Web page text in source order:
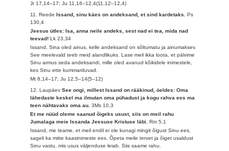
Jr 17,14–17; Ju 11,16–12,4(11,12–12,4)
11. ReedeIssand, sinu käes on andeksand, et sind kardetaks.Ps
130,4
Jeesus ütles: Isa, anna neile andeks, sest nad ei tea, mida nad
teevad!Lk 23,34
Issand, Sina oled ainus, kelle andeksand on sõltumatu ja ainumaksev.
See meelevald teeb meid alandlikuks. Lase meil ikka loota, et pälvime
Sinu armus seda andeksandi, mille oled avanud kõikidele inimestele,
kes Sinu ette kummarduvad.
Mt 8,14–17; Ju 12,5–14(5–12)
12. LaupäevSee ongi, millest Issand on rääkinud, öeldes: Oma
lähedaste keskel ma ilmutan oma pühadust ja kogu rahva ees ma
teen nähtavaks oma au.3Ms 10,3
Et me nüüd oleme saanud õigeks usust, siis on meil rahu
Jumalaga meie Issanda Jeesuse Kristuse läbi.Rm 5,1
Issand, me teame, et meil endil ei ole kunagi mingit õigust Sinu ees,
sageli ka mitte kaasinimeste ees. Õpeta meile tervet ja õiget usaldust
Sinu vastu, mis usus väljenduse leiab. Siis saame rahu.